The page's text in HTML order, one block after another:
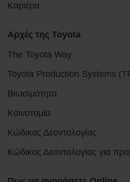
Καριέρα
Αρχές της Toyota
The Toyota Way
Toyota Production Systems
Βιωσιμότητα
Καινοτομία
Κώδικας Δεοντολογίας
Κώδικας Δεοντολογίας για